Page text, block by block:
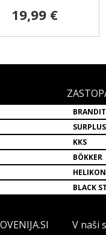
19,99 €
BRANDIT
SURPLUS
KKS
BÖKKER
HELIKON
BLACK
V naši